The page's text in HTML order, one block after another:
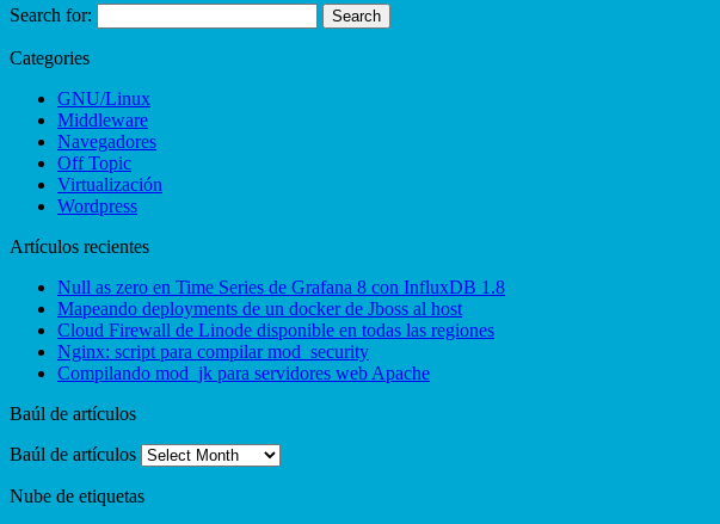
Search for:
Categories
GNU/Linux
Middleware
Navegadores
Off Topic
Virtualización
Wordpress
Artículos recientes
Null as zero en Time Series de Grafana 8 con InfluxDB 1.8
Mapeando deployments de un docker de Jboss al host
Cloud Firewall de Linode disponible en todas las regiones
Nginx: script para compilar mod_security
Compilando mod_jk para servidores web Apache
Baúl de artículos
Baúl de artículos
Nube de etiquetas